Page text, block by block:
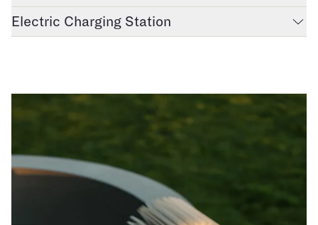
Electric Charging Station